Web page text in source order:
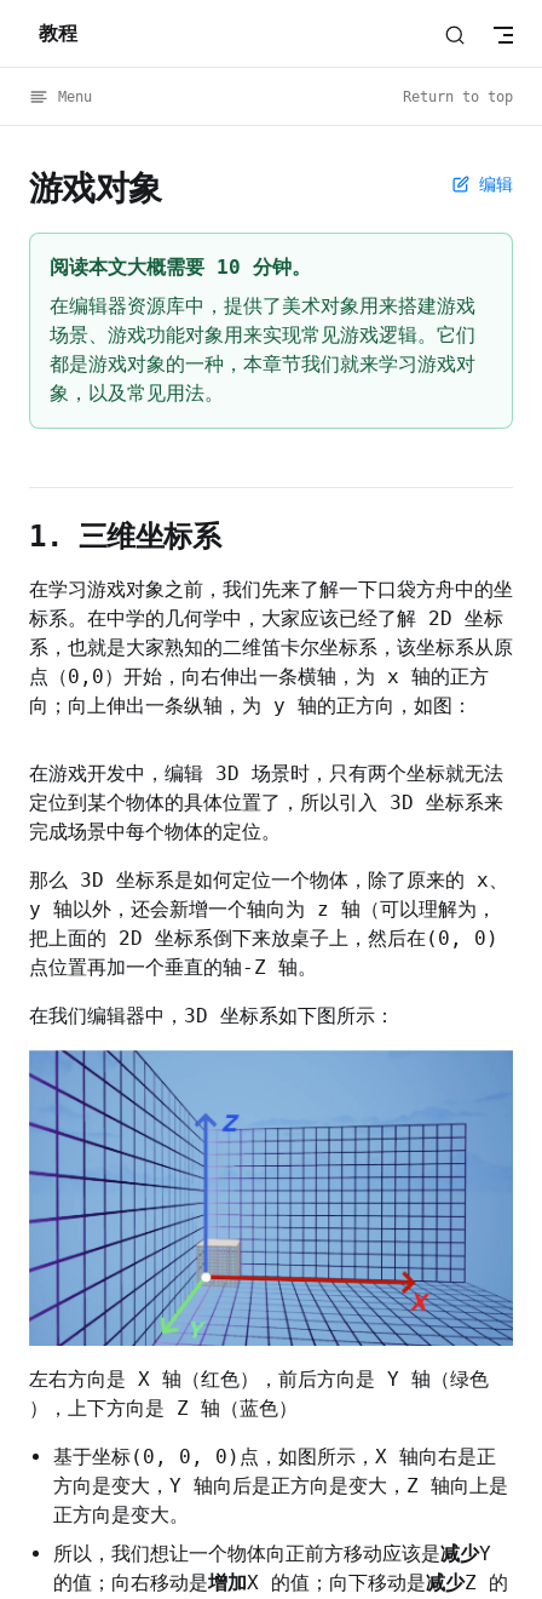
Skip to content
教程
Menu Return to top
编辑
游戏对象
阅读本文大概需要 10 分钟。
在编辑器资源库中，提供了美术对象用来搭建游戏
场景、游戏功能对象用来实现常见游戏逻辑。它们
都是游戏对象的一种，本章节我们就来学习游戏对
象，以及常见用法。
1. 三维坐标系
在学习游戏对象之前，我们先来了解一下口袋方舟中的坐
标系。在中学的几何学中，大家应该已经了解 2D 坐标
系，也就是大家熟知的二维笛卡尔坐标系，该坐标系从原
点（0,0）开始，向右伸出一条横轴，为 x 轴的正方
向；向上伸出一条纵轴，为 y 轴的正方向，如图：
在游戏开发中，编辑 3D 场景时，只有两个坐标就无法
定位到某个物体的具体位置了，所以引入 3D 坐标系来
完成场景中每个物体的定位。
那么 3D 坐标系是如何定位一个物体，除了原来的 x、
y 轴以外，还会新增一个轴向为 z 轴（可以理解为，
把上面的 2D 坐标系倒下来放桌子上，然后在(0, 0)
点位置再加一个垂直的轴-Z 轴。
在我们编辑器中，3D 坐标系如下图所示：
左右方向是 X 轴（红色），前后方向是 Y 轴（绿色
），上下方向是 Z 轴（蓝色）
基于坐标(0, 0, 0)点，如图所示，X 轴向右是正
方向是变大，Y 轴向后是正方向是变大，Z 轴向上是
正方向是变大。
所以，我们想让一个物体向正前方移动应该是减少Y
的值；向右移动是增加X 的值；向下移动是减少Z 的